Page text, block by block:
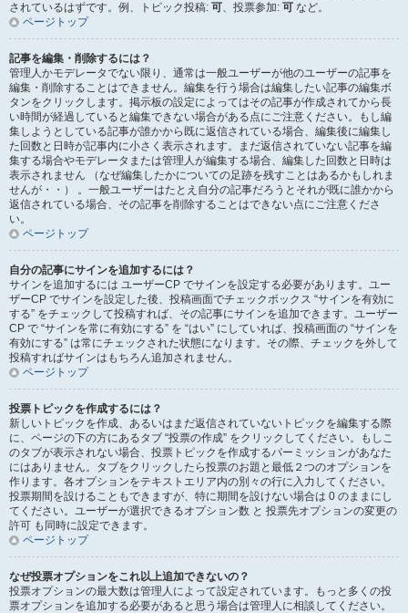
されているはずです。例、トピック投稿: 可、投票参加: 可 など。
ページトップ
記事を編集・削除するには？
管理人かモデレータでない限り、通常は一般ユーザーが他のユーザーの記事を
編集・削除することはできません。編集を行う場合は編集したい記事の編集ボ
タンをクリックします。掲示板の設定によってはその記事が作成されてから長
い時間が経過していると編集できない場合がある点にご注意ください。もし編
集しようとしている記事が誰かから既に返信されている場合、編集後に編集し
た回数と日時が記事内に小さく表示されます。まだ返信されていない記事を編
集する場合やモデレータまたは管理人が編集する場合、編集した回数と日時は
表示されません （なぜ編集したかについての足跡を残すことはあるかもしれま
せんが・・） 。一般ユーザーはたとえ自分の記事だろうとそれが既に誰かから
返信されている場合、その記事を削除することはできない点にご注意くださ
い。
ページトップ
自分の記事にサインを追加するには？
サインを追加するには ユーザーCP でサインを設定する必要があります。ユー
ザーCP でサインを設定した後、投稿画面でチェックボックス “サインを有効に
する” をチェックして投稿すれば、その記事にサインを追加できます。ユーザー
CP で “サインを常に有効にする” を “はい” にしていれば、投稿画面の “サインを
有効にする” は常にチェックされた状態になります。その際、チェックを外して
投稿すればサインはもちろん追加されません。
ページトップ
投票トピックを作成するには？
新しいトピックを作成、あるいはまだ返信されていないトピックを編集する際
に、ページの下の方にあるタブ “投票の作成” をクリックしてください。もしこ
のタブが表示されない場合、投票トピックを作成するパーミッションがあなた
にはありません。タブをクリックしたら投票のお題と最低２つのオプションを
作ります。各オプションをテキストエリア内の別々の行に入力してください。
投票期間を設けることもできますが、特に期間を設けない場合は 0 のままにし
てください。ユーザーが選択できるオプション数 と 投票先オプションの変更の
許可 も同時に設定できます。
ページトップ
なぜ投票オプションをこれ以上追加できないの？
投票オプションの最大数は管理人によって設定されています。もっと多くの投
票オプションを追加する必要があると思う場合は管理人に相談してください。